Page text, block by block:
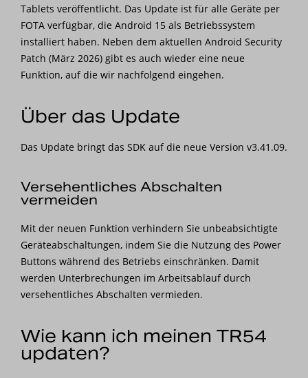
Tablets veröffentlicht. Das Update ist für alle Geräte per
FOTA verfügbar, die Android 15 als Betriebssystem
installiert haben. Neben dem aktuellen Android Security
Patch (März 2026) gibt es auch wieder eine neue
Funktion, auf die wir nachfolgend eingehen.
Über das Update
Das Update bringt das SDK auf die neue Version v3.41.09.
Versehentliches Abschalten
vermeiden
Mit der neuen Funktion verhindern Sie unbeabsichtigte
Geräteabschaltungen, indem Sie die Nutzung des Power
Buttons während des Betriebs einschränken. Damit
werden Unterbrechungen im Arbeitsablauf durch
versehentliches Abschalten vermieden.
Wie kann ich meinen TR54
updaten?